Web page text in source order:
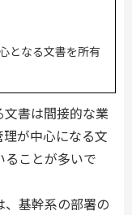
となる文書を所有
書は間接的な業
が中心になる文
ことが多いで
、基幹系の部署の